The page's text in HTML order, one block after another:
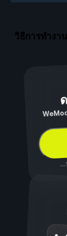
วิธีการทำงาน